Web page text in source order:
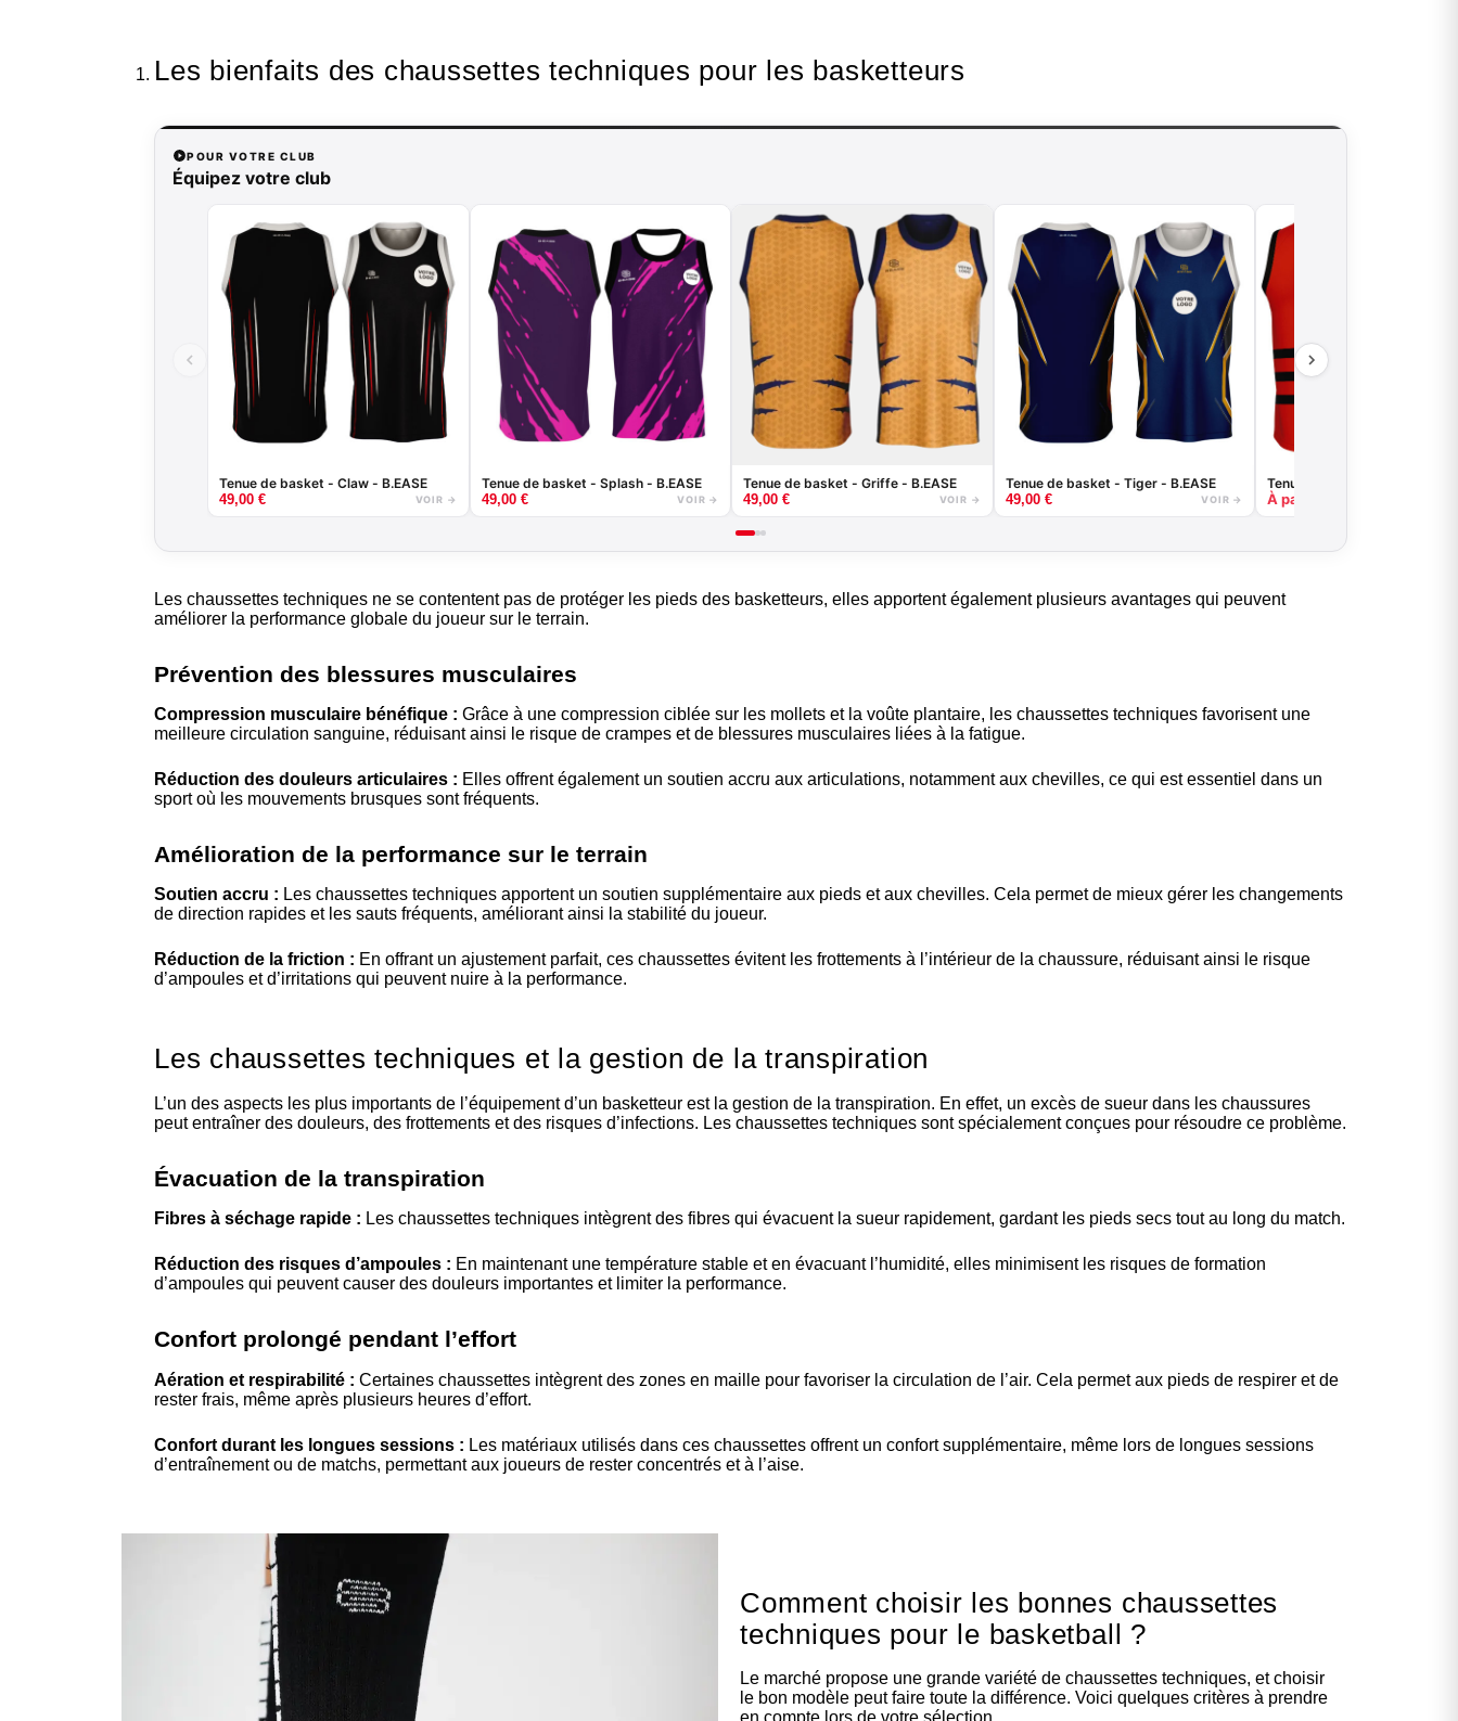
Les bienfaits des chaussettes techniques pour les basketteurs
POUR VOTRE CLUB
Équipez votre club
Tenue de basket - Claw - B.EASE
49,00 € VOIR →
Tenue de basket - Splash - B.EASE
49,00 € VOIR →
Tenue de basket - Griffe - B.EASE
49,00 € VOIR →
Tenue de basket - Tiger - B.EASE
49,00 € VOIR →
Tenue de basket - 3 Lines -
À partir de
Les chaussettes techniques ne se contentent pas de protéger les pieds des basketteurs, elles apportent également plusieurs avantages qui peuvent
améliorer la performance globale du joueur sur le terrain.
Prévention des blessures musculaires
Compression musculaire bénéfique : Grâce à une compression ciblée sur les mollets et la voûte plantaire, les chaussettes techniques favorisent une
meilleure circulation sanguine, réduisant ainsi le risque de crampes et de blessures musculaires liées à la fatigue.
Réduction des douleurs articulaires : Elles offrent également un soutien accru aux articulations, notamment aux chevilles, ce qui est essentiel dans un
sport où les mouvements brusques sont fréquents.
Amélioration de la performance sur le terrain
Soutien accru : Les chaussettes techniques apportent un soutien supplémentaire aux pieds et aux chevilles. Cela permet de mieux gérer les changements
de direction rapides et les sauts fréquents, améliorant ainsi la stabilité du joueur.
Réduction de la friction : En offrant un ajustement parfait, ces chaussettes évitent les frottements à l’intérieur de la chaussure, réduisant ainsi le risque
d’ampoules et d’irritations qui peuvent nuire à la performance.
Les chaussettes techniques et la gestion de la transpiration
L’un des aspects les plus importants de l’équipement d’un basketteur est la gestion de la transpiration. En effet, un excès de sueur dans les chaussures
peut entraîner des douleurs, des frottements et des risques d’infections. Les chaussettes techniques sont spécialement conçues pour résoudre ce problème.
Évacuation de la transpiration
Fibres à séchage rapide : Les chaussettes techniques intègrent des fibres qui évacuent la sueur rapidement, gardant les pieds secs tout au long du match.
Réduction des risques d’ampoules : En maintenant une température stable et en évacuant l’humidité, elles minimisent les risques de formation
d’ampoules qui peuvent causer des douleurs importantes et limiter la performance.
Confort prolongé pendant l’effort
Aération et respirabilité : Certaines chaussettes intègrent des zones en maille pour favoriser la circulation de l’air. Cela permet aux pieds de respirer et de
rester frais, même après plusieurs heures d’effort.
Confort durant les longues sessions : Les matériaux utilisés dans ces chaussettes offrent un confort supplémentaire, même lors de longues sessions
d’entraînement ou de matchs, permettant aux joueurs de rester concentrés et à l’aise.
Comment choisir les bonnes chaussettes
techniques pour le basketball ?
Le marché propose une grande variété de chaussettes techniques, et choisir
le bon modèle peut faire toute la différence. Voici quelques critères à prendre